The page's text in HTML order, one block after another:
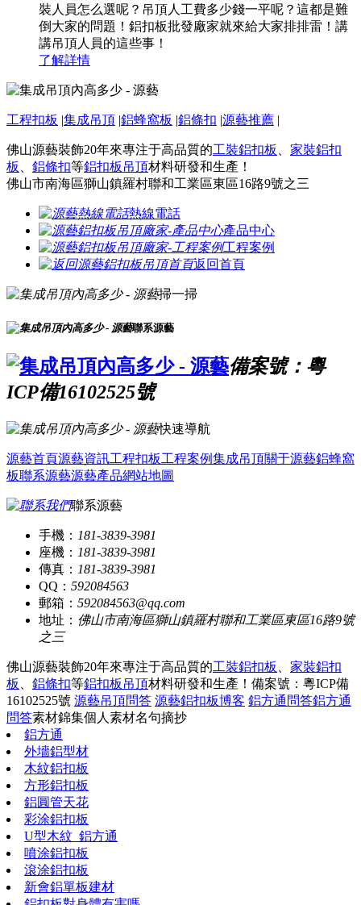
裝人員怎么選呢？吊頂人工費多少錢一平呢？這都是難
倒大家的問題！鋁扣板批發廠家就來給大家排排雷！講
講吊頂人員的這些事！
了解詳情
工程扣板 |集成吊頂 |鋁蜂窩板 |鋁條扣 |源藝推薦 |
佛山源藝裝飾20年來專注于高品質的工裝鋁扣板
家裝鋁扣
板
鋁條扣等鋁扣板吊頂材料研發和生產！
佛山市南海區獅山鎮羅村聯和工業區東區16路9號之三
熱線電話
產品中心
工程案例
返回首頁
掃一掃
聯系源藝
備案號：粵
ICP備16102525號
快速導航
源藝首頁源藝資訊工程扣板工程案例集成吊頂關于源藝鋁蜂窩
板聯系源藝源藝產品網站地圖
聯系源藝
手機： 181-3839-3981
座機： 181-3839-3981
傳真： 181-3839-3981
QQ： 592084563
郵箱： 592084563@qq.com
地址： 佛山市南海區獅山鎮羅村聯和工業區東區16路9號
之三
佛山源藝裝飾20年來專注于高品質的工裝鋁扣板
家裝鋁扣
板
鋁條扣等鋁扣板吊頂材料研發和生產！ 備案號：粵ICP備
16102525號 源藝吊頂問答 源藝鋁扣板博客 鋁方通問答鋁方通
問答素材錦集個人素材名句摘抄
鋁方通
外墻鋁型材
木紋鋁扣板
方形鋁扣板
鋁圓管天花
彩涂鋁扣板
U型木紋_鋁方通
噴涂鋁扣板
滾涂鋁扣板
新會鋁單板建材